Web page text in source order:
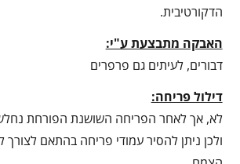
הדקורטיבית.
האבקה מתבצעת ע"י:
דבורים, לעיתים גם פרפרים
דילול פריחה:
לא, אך לאחר הפריחה השושנת הפורחת
ולכן ניתן להסיר עמודי פריחה בהתאם